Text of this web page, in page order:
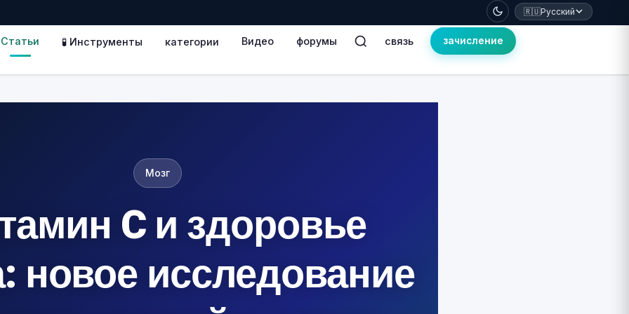
🇷🇺Русский
Статьи 🧪 Инструменты категории Видео форумы связь зачисление
Мозг
C и здоровье
новое исследование